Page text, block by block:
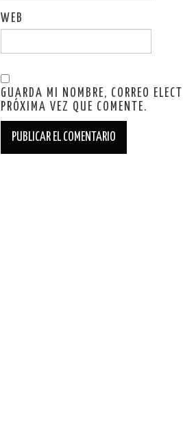
WEB
GUARDA MI NOMBRE, CORREO
PRÓXIMA VEZ QUE COMENTE.